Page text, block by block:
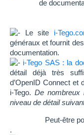
Le site i-
généraux et fournit
documentation.
i-Tego SAS : la
détail déjà très
d’OpenID Connect et
i-Tego. De nombreux
niveau de détail
Peut-être
.